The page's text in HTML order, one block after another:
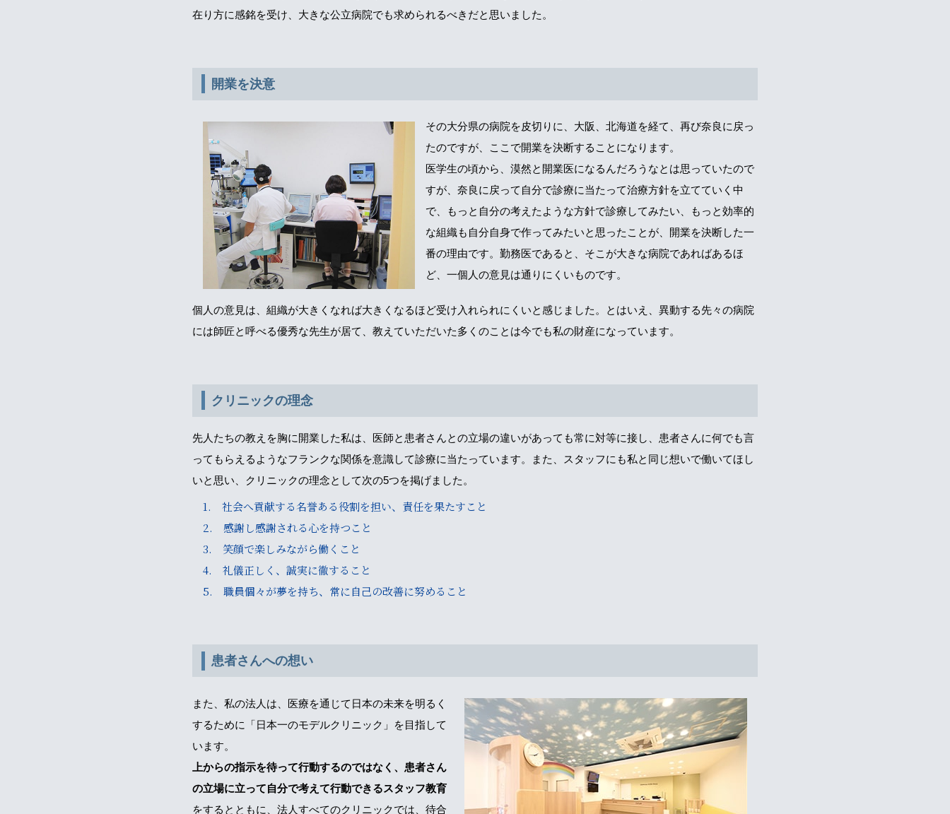
在り方に感銘を受け、大きな公立病院でも求められるべきだと思いました。
開業を決意
その大分県の病院を皮切りに、大阪、北海道を経て、再び奈良に戻っ
たのですが、ここで開業を決断することになります。
医学生の頃から、漠然と開業医になるんだろうなとは思っていたので
すが、奈良に戻って自分で診療に当たって治療方針を立てていく中
で、もっと自分の考えたような方針で診療してみたい、もっと効率的
な組織も自分自身で作ってみたいと思ったことが、開業を決断した一
番の理由です。勤務医であると、そこが大きな病院であればあるほ
ど、一個人の意見は通りにくいものです。
個人の意見は、組織が大きくなれば大きくなるほど受け入れられにくいと感じました。とはいえ、異動する先々の病院
には師匠と呼べる優秀な先生が居て、教えていただいた多くのことは今でも私の財産になっています。
クリニックの理念
先人たちの教えを胸に開業した私は、医師と患者さんとの立場の違いがあっても常に対等に接し、患者さんに何でも言
ってもらえるようなフランクな関係を意識して診療に当たっています。また、スタッフにも私と同じ想いで働いてほし
いと思い、クリニックの理念として次の5つを掲げました。
1. 社会へ貢献する名誉ある役割を担い、責任を果たすこと
2. 感謝し感謝される心を持つこと
3. 笑顔で楽しみながら働くこと
4. 礼儀正しく、誠実に徹すること
5. 職員個々が夢を持ち、常に自己の改善に努めること
患者さんへの想い
また、私の法人は、医療を通じて日本の未来を明るく
するために「日本一のモデルクリニック」を目指して
います。
上からの指示を待って行動するのではなく、患者さん
の立場に立って自分で考えて行動できるスタッフ教育
をするとともに、法人すべてのクリニックでは、待合